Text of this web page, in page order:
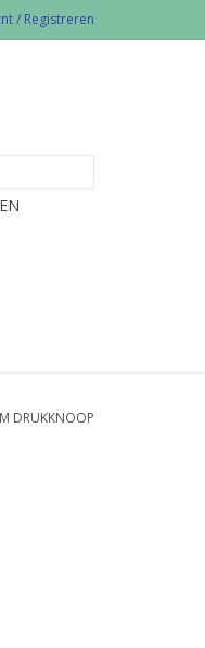
/ Registreren
DRUKKNOOP